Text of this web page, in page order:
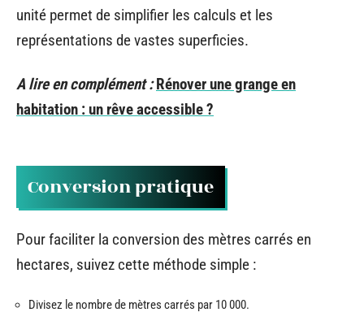
unité permet de simplifier les calculs et les
représentations de vastes superficies.
A lire en complément : Rénover une grange en
habitation : un rêve accessible ?
Conversion pratique
Pour faciliter la conversion des mètres carrés en
hectares, suivez cette méthode simple :
Divisez le nombre de mètres carrés par 10 000.